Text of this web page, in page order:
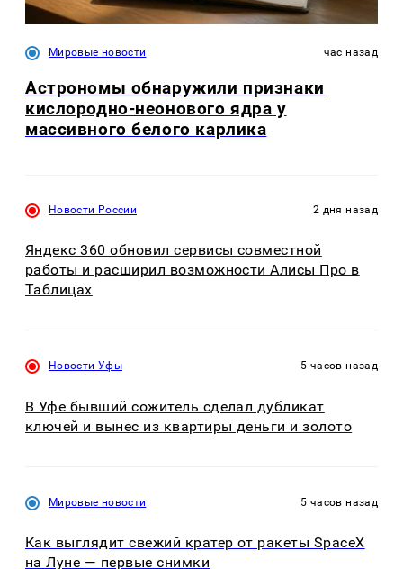
Мировые новости час назад
Астрономы обнаружили признаки
кислородно-неонового ядра у
массивного белого карлика
Новости России 2 дня назад
Яндекс 360 обновил сервисы совместной
работы и расширил возможности Алисы Про в
Таблицах
Новости Уфы 5 часов назад
В Уфе бывший сожитель сделал дубликат
ключей и вынес из квартиры деньги и золото
Мировые новости 5 часов назад
Как выглядит свежий кратер от ракеты SpaceX
на Луне — первые снимки